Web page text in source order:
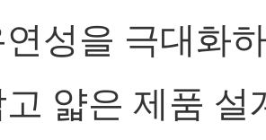
성을 극대화
얇은 제품 설